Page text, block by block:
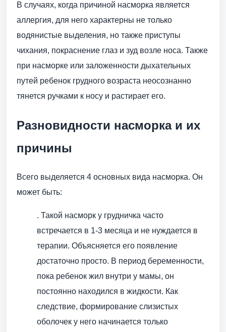
В случаях, когда причиной насморка является
аллергия, для него характерны не только
водянистые выделения, но также приступы
чихания, покраснение глаз и зуд возле носа. Также
при насморке или заложенности дыхательных
путей ребенок грудного возраста неосознанно
тянется ручками к носу и растирает его.
Разновидности насморка и их
причины
Всего выделяется 4 основных вида насморка. Он
может быть:
. Такой насморк у грудничка часто
встречается в 1-3 месяца и не нуждается в
терапии. Объясняется его появление
достаточно просто. В период беременности,
пока ребенок жил внутри у мамы, он
постоянно находился в жидкости. Как
следствие, формирование слизистых
оболочек у него начинается только